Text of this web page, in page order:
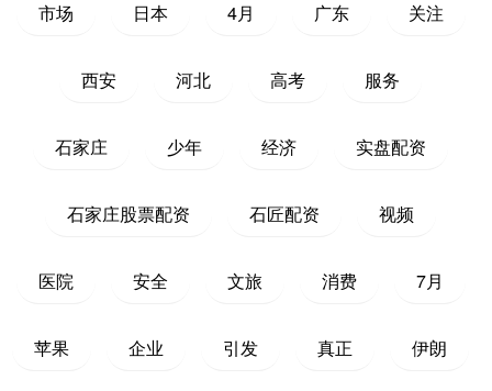
市场 日本 4月 广东 关注
西安 河北 高考 服务
石家庄 少年 经济 实盘配资
石家庄股票配资 石匠配资 视频
医院 安全 文旅 消费 7月
苹果 企业 引发 真正 伊朗